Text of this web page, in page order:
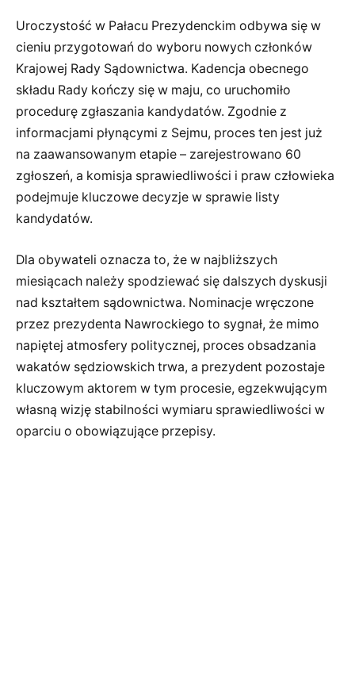
Uroczystość w Pałacu Prezydenckim odbywa się w
cieniu przygotowań do wyboru nowych członków
Krajowej Rady Sądownictwa. Kadencja obecnego
składu Rady kończy się w maju, co uruchomiło
procedurę zgłaszania kandydatów. Zgodnie z
informacjami płynącymi z Sejmu, proces ten jest już
na zaawansowanym etapie – zarejestrowano 60
zgłoszeń, a komisja sprawiedliwości i praw człowieka
podejmuje kluczowe decyzje w sprawie listy
kandydatów.
Dla obywateli oznacza to, że w najbliższych
miesiącach należy spodziewać się dalszych dyskusji
nad kształtem sądownictwa. Nominacje wręczone
przez prezydenta Nawrockiego to sygnał, że mimo
napiętej atmosfery politycznej, proces obsadzania
wakatów sędziowskich trwa, a prezydent pozostaje
kluczowym aktorem w tym procesie, egzekwującym
własną wizję stabilności wymiaru sprawiedliwości w
oparciu o obowiązujące przepisy.